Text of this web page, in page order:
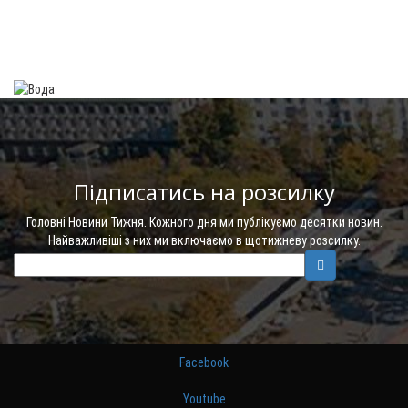
Підписатись на розсилку
Головні Новини Тижня. Кожного дня ми публікуємо десятки новин.
Найважливіші з них ми включаємо в щотижневу розсилку.
Facebook
Youtube